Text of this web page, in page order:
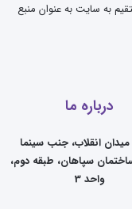
به سایت به عنوان منبع
درباره ما
انقلاب، جنب سینما
سپاهان، طبقه دوم،
واحد 3